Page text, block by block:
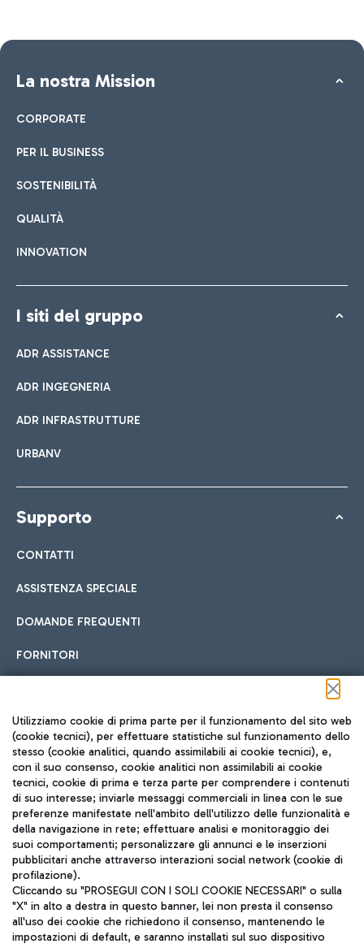
La nostra Mission
CORPORATE
PER IL BUSINESS
SOSTENIBILITÀ
QUALITÀ
INNOVATION
I siti del gruppo
ADR ASSISTANCE
ADR INGEGNERIA
ADR INFRASTRUTTURE
URBANV
Supporto
CONTATTI
ASSISTENZA SPECIALE
DOMANDE FREQUENTI
FORNITORI
Seguici sui social
TRAVEL JOURNAL
ITA
Utilizziamo cookie di prima parte per il funzionamento del sito web
(cookie tecnici), per effettuare statistiche sul funzionamento dello
stesso (cookie analitici, quando assimilabili ai cookie tecnici), e,
con il suo consenso, cookie analitici non assimilabili ai cookie
tecnici, cookie di prima e terza parte per comprendere i contenuti
di suo interesse; inviarle messaggi commerciali in linea con le sue
preferenze manifestate nell'ambito dell'utilizzo delle funzionalità e
della navigazione in rete; effettuare analisi e monitoraggio dei
suoi comportamenti; personalizzare gli annunci e le inserzioni
pubblicitari anche attraverso interazioni social network (cookie di
profilazione).
Cliccando su "PROSEGUI CON I SOLI COOKIE NECESSARI" o sulla
"X" in alto a destra in questo banner, lei non presta il consenso
all'uso dei cookie che richiedono il consenso, mantenendo le
impostazioni di default, e saranno installati sul suo dispositivo